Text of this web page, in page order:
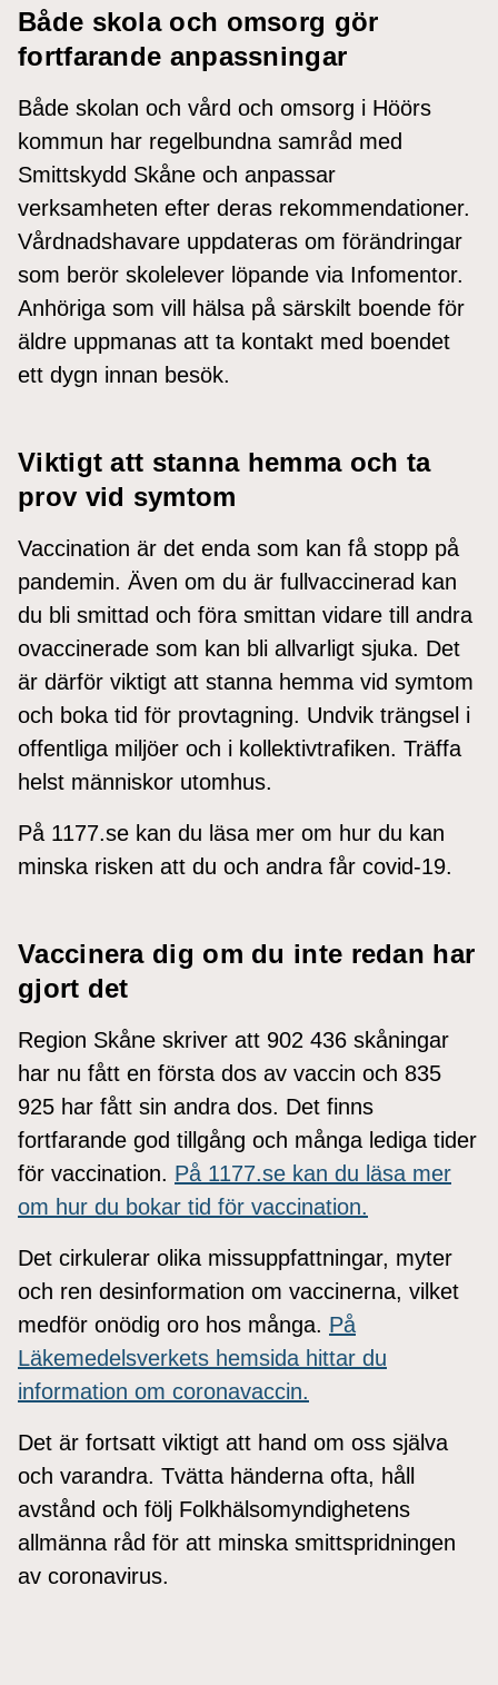
Både skola och omsorg gör
fortfarande anpassningar
Både skolan och vård och omsorg i Höörs
kommun har regelbundna samråd med
Smittskydd Skåne och anpassar
verksamheten efter deras rekommendationer.
Vårdnadshavare uppdateras om förändringar
som berör skolelever löpande via Infomentor.
Anhöriga som vill hälsa på särskilt boende för
äldre uppmanas att ta kontakt med boendet
ett dygn innan besök.
Viktigt att stanna hemma och ta
prov vid symtom
Vaccination är det enda som kan få stopp på
pandemin. Även om du är fullvaccinerad kan
du bli smittad och föra smittan vidare till andra
ovaccinerade som kan bli allvarligt sjuka. Det
är därför viktigt att stanna hemma vid symtom
och boka tid för provtagning. Undvik trängsel i
offentliga miljöer och i kollektivtrafiken. Träffa
helst människor utomhus.
På 1177.se kan du läsa mer om hur du kan
minska risken att du och andra får covid-19.
Vaccinera dig om du inte redan har
gjort det
Region Skåne skriver att 902 436 skåningar
har nu fått en första dos av vaccin och 835
925 har fått sin andra dos. Det finns
fortfarande god tillgång och många lediga tider
för vaccination. På 1177.se kan du läsa mer
om hur du bokar tid för vaccination.
Det cirkulerar olika missuppfattningar, myter
och ren desinformation om vaccinerna, vilket
medför onödig oro hos många. På
Läkemedelsverkets hemsida hittar du
information om coronavaccin.
Det är fortsatt viktigt att hand om oss själva
och varandra. Tvätta händerna ofta, håll
avstånd och följ Folkhälsomyndighetens
allmänna råd för att minska smittspridningen
av coronavirus.